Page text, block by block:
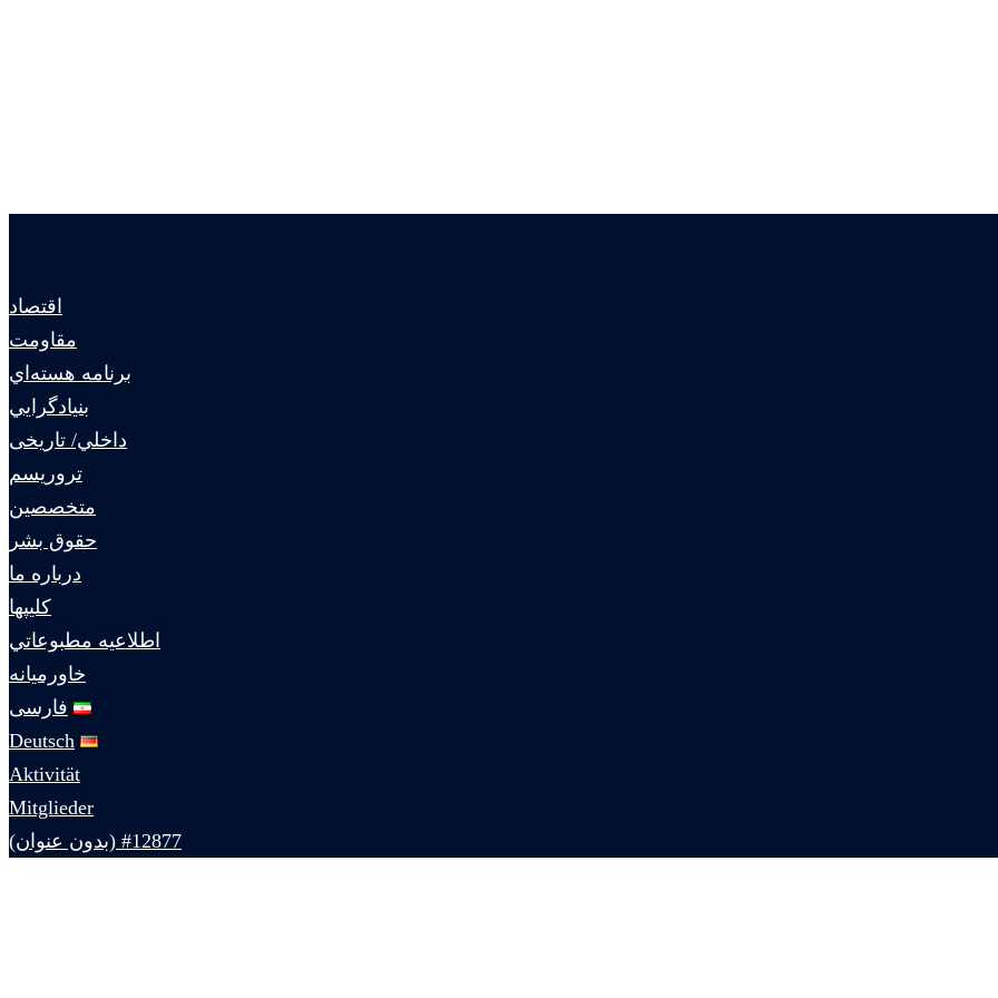
اقتصاد
مقاومت
برنامه هسته‌اي
بنيادگرايي
داخلي/ تاریخی
تروريسم
متخصصين
حقوق بشر
درباره ما
كليپها
اطلاعيه مطبوعاتي
خاورميانه
فارسی
Deutsch
Aktivität
Mitglieder
#12877 (بدون عنوان)